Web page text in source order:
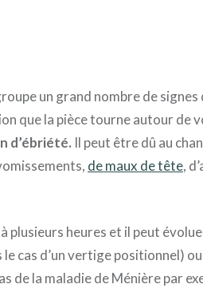
un grand nombre de
que la pièce tourne autour de
d’ébriété. Il peut être dû au
de maux de tête,
plusieurs heures et il peut
cas d’un vertige positionnel)
de la maladie de Ménière par